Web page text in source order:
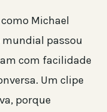
Michael
mundial passou
com facilidade
Um clipe
porque